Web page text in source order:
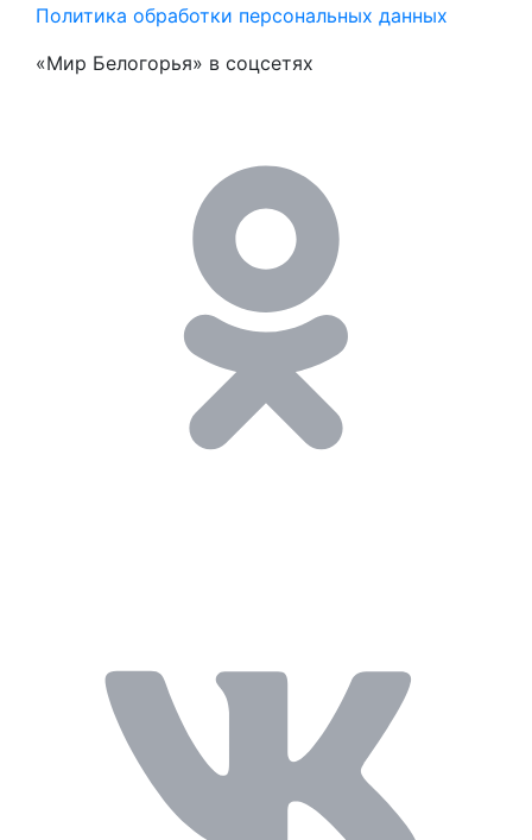
Политика обработки персональных данных
«Мир Белогорья» в соцсетях